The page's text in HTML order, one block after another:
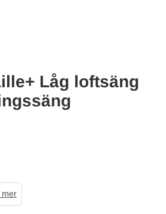
Låg loftsäng
mer